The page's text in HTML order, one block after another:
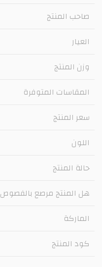
صاحب المنتج
العيار
وزن المنتج
المقاسات المتوفرة
سعر المنتج
اللون
حالة المنتج
هل المنتج مرصع بالفصوص
الماركة
كود المنتج